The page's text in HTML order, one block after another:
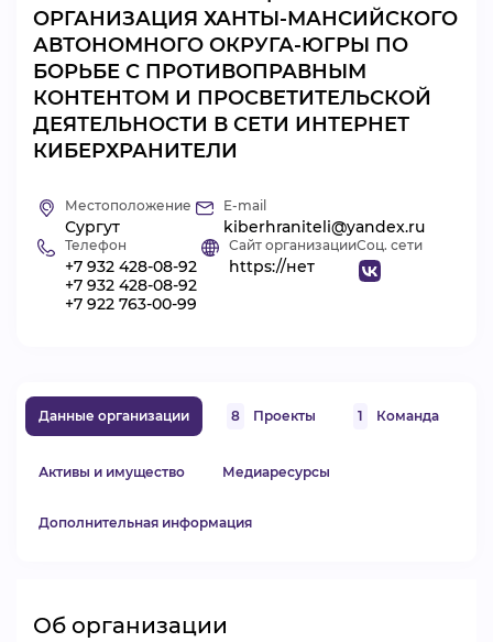
ВИДЕОКУРСЫ
ОРГАНИЗАЦИЯ ХАНТЫ-МАНСИЙСКОГО
АВТОНОМНОГО ОКРУГА-ЮГРЫ ПО
БОРЬБЕ С ПРОТИВОПРАВНЫМ
КОНТЕНТОМ И ПРОСВЕТИТЕЛЬСКОЙ
ДЕЯТЕЛЬНОСТИ В СЕТИ ИНТЕРНЕТ
КИБЕРХРАНИТЕЛИ
Местоположение
Сургут
E-mail
kiberhraniteli@yandex.ru
Телефон
+7 932 428-08-92
+7 932 428-08-92
+7 922 763-00-99
Сайт организации
https://нет
Соц. сети
Данные организации 8 Проекты 1 Команда
Активы и имущество Медиаресурсы
Дополнительная информация
Об организации